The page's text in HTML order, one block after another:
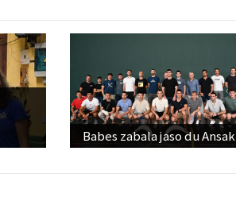
Babes zabala jaso du Ansak